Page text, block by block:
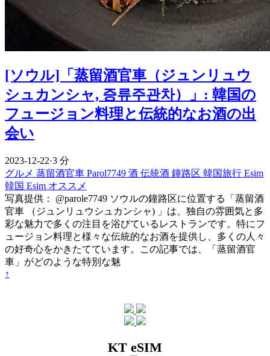
[ソウル]「蒸留酒官車（ジュンリュウ
シュカンシャ, 증류주관차）」: 韓国の
フュージョン料理と伝統的なお酒の出
会い
2023-12-22·3 分
グルメ 蒸留酒官車 Parol7749 酒 伝統酒 鐘路区 韓国旅行 Esim
韓国 Esim オススメ
写真提供： @parole7749 ソウルの鐘路区に位置する「蒸留酒
官車 （ジュンリュウシュカンシャ) 」は、独自の雰囲気と多
彩な魅力で多くの注目を浴びているレストランです。特にフ
ュージョン料理と様々な伝統的なお酒を提供し、多くの人々
の好奇心をかきたてています。この記事では、「蒸留酒官
車」がどのような特別な魅
↑
KT eSIM